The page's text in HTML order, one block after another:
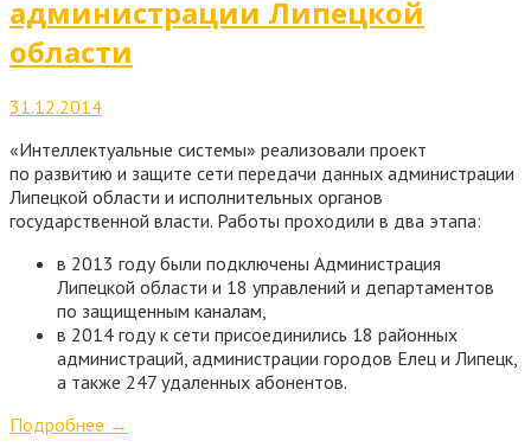
администрации Липецкой
области
31.12.2014
«Интеллектуальные системы» реализовали проект
по развитию и защите сети передачи данных администрации
Липецкой области и исполнительных органов
государственной власти. Работы проходили в два этапа:
в 2013 году были подключены Администрация
Липецкой области и 18 управлений и департаментов
по защищенным каналам,
в 2014 году к сети присоединились 18 районных
администраций, администрации городов Елец и Липецк,
а также 247 удаленных абонентов.
Подробнее →